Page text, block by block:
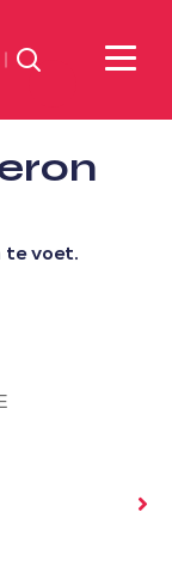
Zoeken
te voet.